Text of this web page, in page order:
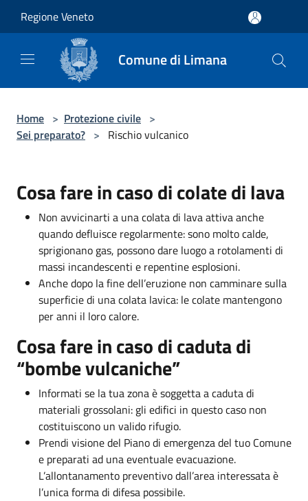
Regione Veneto
Comune di Limana
Home > Protezione civile >
Sei preparato? > Rischio vulcanico
Cosa fare in caso di colate di lava
Non avvicinarti a una colata di lava attiva anche
quando defluisce regolarmente: sono molto calde,
sprigionano gas, possono dare luogo a rotolamenti di
massi incandescenti e repentine esplosioni.
Anche dopo la fine dell’eruzione non camminare sulla
superficie di una colata lavica: le colate mantengono
per anni il loro calore.
Cosa fare in caso di caduta di
“bombe vulcaniche”
Informati se la tua zona è soggetta a caduta di
materiali grossolani: gli edifici in questo caso non
costituiscono un valido rifugio.
Prendi visione del Piano di emergenza del tuo Comune
e preparati ad una eventuale evacuazione.
L’allontanamento preventivo dall’area interessata è
l’unica forma di difesa possibile.